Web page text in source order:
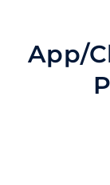
App/